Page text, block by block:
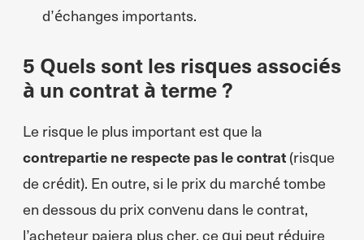
d’échanges importants.
5 Quels sont les risques associés
à un contrat à terme ?
Le risque le plus important est que la
contrepartie ne respecte pas le contrat (risque
de crédit). En outre, si le prix du marché tombe
en dessous du prix convenu dans le contrat,
l’acheteur paiera plus cher, ce qui peut réduire